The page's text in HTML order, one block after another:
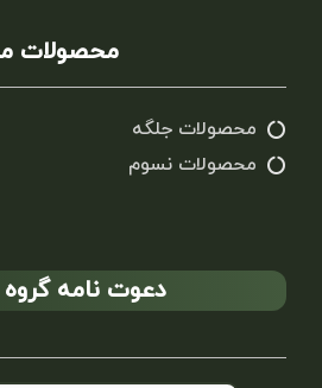
محصولات
محصولات جلگه
محصولات نسوم
دعوت نامه